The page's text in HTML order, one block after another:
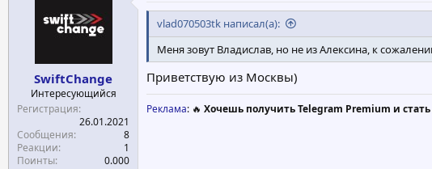
ч
а
л
SwiftChange
Интересующийся
Регистрация
26.01.2021
Сообщения
8
Реакции
1
Поинты
0.000
vlad070503tk написал(а):
Меня зовут Владислав, но не из Алексина, к
Приветствую из Москвы)
Реклама: 🔥 Хочешь получить Telegram Premium и